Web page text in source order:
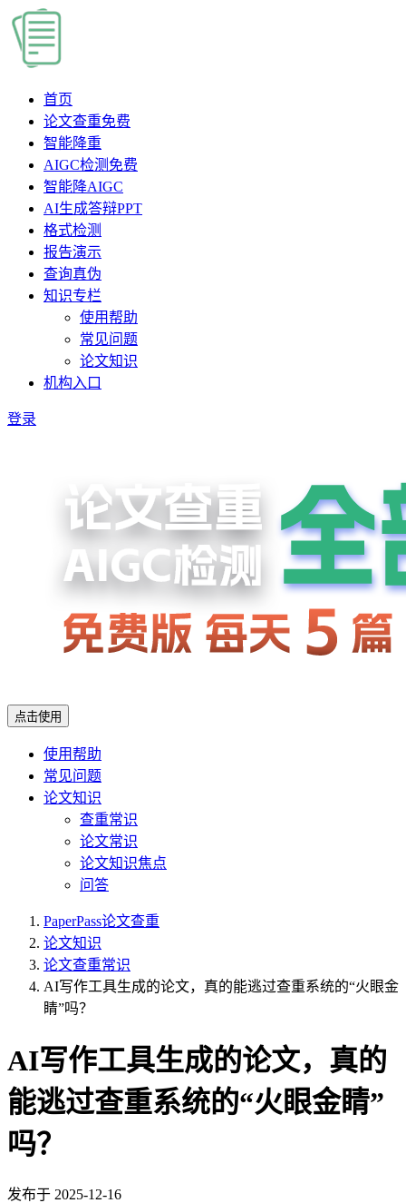
首页
论文查重免费
智能降重
AIGC检测 免费
智能降AIGC
AI生成答辩PPT
格式检测
报告演示
查询真伪
知识专栏
使用帮助
常见问题
论文知识
机构入口
登录
点击使用
使用帮助
常见问题
论文知识
查重常识
论文常识
论文知识焦点
问答
PaperPass论文查重
论文知识
论文查重常识
AI写作工具生成的论文，真的能逃过查重系统的“火眼金
睛”吗？
AI写作工具生成的论文，真的
能逃过查重系统的“火眼金睛”
吗？
发布于 2025-12-16